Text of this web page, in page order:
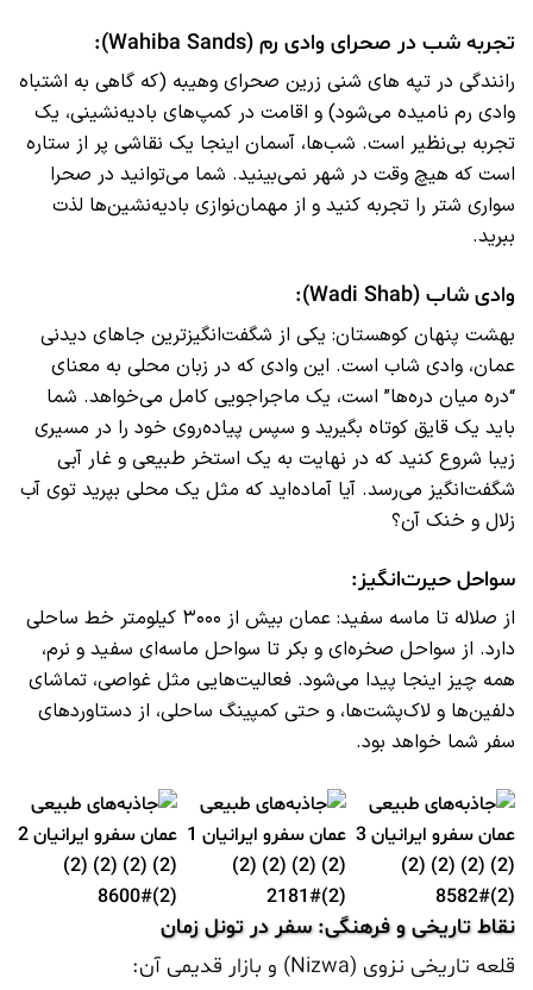
تجربه شب در صحرای وادی رم (Wahiba Sands):
رانندگی در تپه‌ های شنی زرین صحرای وهیبه (که گاهی به اشتباه
وادی رم نامیده می‌شود) و اقامت در کمپ‌های بادیه‌نشینی، یک
تجربه بی‌نظیر است. شب‌ها، آسمان اینجا یک نقاشی پر از ستاره
است که هیچ‌ وقت در شهر نمی‌بینید. شما می‌توانید در صحرا
سواری شتر را تجربه کنید و از مهمان‌نوازی بادیه‌نشین‌ها لذت
ببرید.
وادی شاب (Wadi Shab):
بهشت پنهان کوهستان: یکی از شگفت‌انگیزترین جاهای دیدنی
عمان، وادی شاب است. این وادی که در زبان محلی به معنای
“دره میان دره‌ها” است، یک ماجراجویی کامل می‌خواهد. شما
باید یک قایق کوتاه بگیرید و سپس پیاده‌روی خود را در مسیری
زیبا شروع کنید که در نهایت به یک استخر طبیعی و غار آبی
شگفت‌انگیز می‌رسد. آیا آماده‌اید که مثل یک محلی بپرید توی آب
زلال و خنک آن؟
سواحل حیرت‌انگیز:
از صلاله تا ماسه سفید: عمان بیش از ۳۰۰۰ کیلومتر خط ساحلی
دارد. از سواحل صخره‌ای و بکر تا سواحل ماسه‌ای سفید و نرم،
همه چیز اینجا پیدا می‌شود. فعالیت‌هایی مثل غواصی، تماشای
دلفین‌ها و لاک‌پشت‌ها، و حتی کمپینگ ساحلی، از دستاوردهای
سفر شما خواهد بود.
نقاط تاریخی و فرهنگی: سفر در تونل زمان
قلعه تاریخی نزوی (Nizwa) و بازار قدیمی آن: